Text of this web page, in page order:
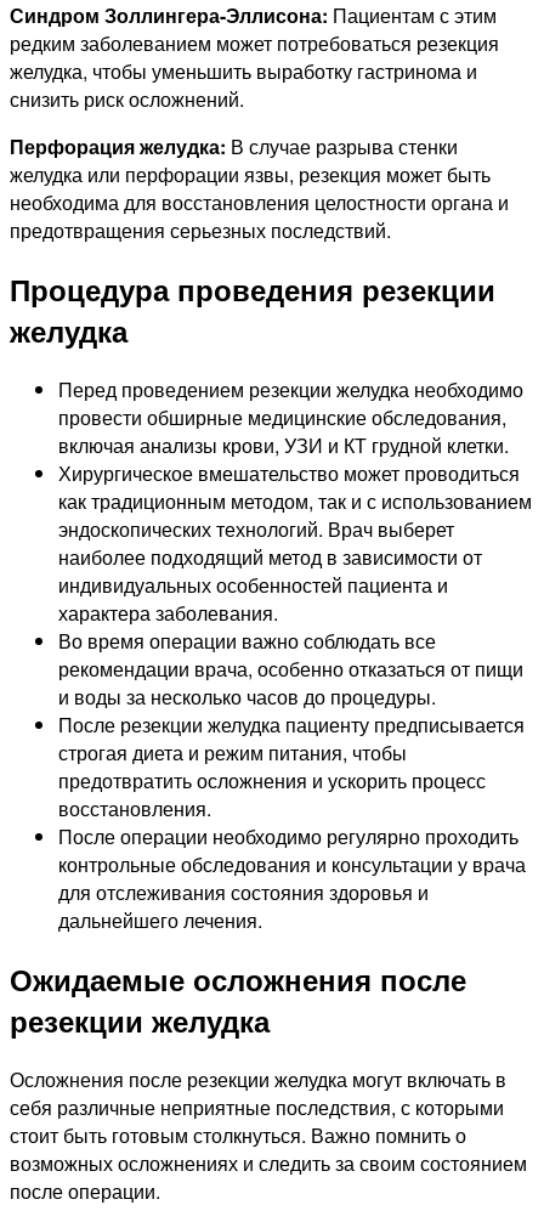
Синдром Золлингера-Эллисона: Пациентам с этим
редким заболеванием может потребоваться резекция
желудка, чтобы уменьшить выработку гастринома и
снизить риск осложнений.
Перфорация желудка: В случае разрыва стенки
желудка или перфорации язвы, резекция может быть
необходима для восстановления целостности органа и
предотвращения серьезных последствий.
Процедура проведения резекции
желудка
Перед проведением резекции желудка необходимо
провести обширные медицинские обследования,
включая анализы крови, УЗИ и КТ грудной клетки.
Хирургическое вмешательство может проводиться
как традиционным методом, так и с использованием
эндоскопических технологий. Врач выберет
наиболее подходящий метод в зависимости от
индивидуальных особенностей пациента и
характера заболевания.
Во время операции важно соблюдать все
рекомендации врача, особенно отказаться от пищи
и воды за несколько часов до процедуры.
После резекции желудка пациенту предписывается
строгая диета и режим питания, чтобы
предотвратить осложнения и ускорить процесс
восстановления.
После операции необходимо регулярно проходить
контрольные обследования и консультации у врача
для отслеживания состояния здоровья и
дальнейшего лечения.
Ожидаемые осложнения после
резекции желудка
Осложнения после резекции желудка могут включать в
себя различные неприятные последствия, с которыми
стоит быть готовым столкнуться. Важно помнить о
возможных осложнениях и следить за своим состоянием
после операции.